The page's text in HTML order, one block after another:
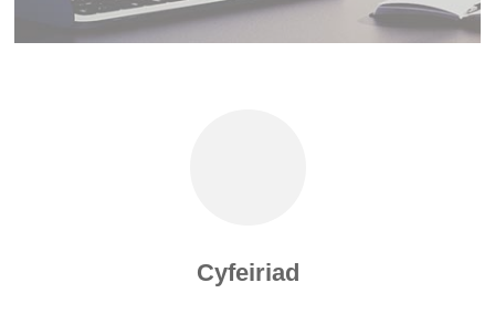
Cyfeiriad